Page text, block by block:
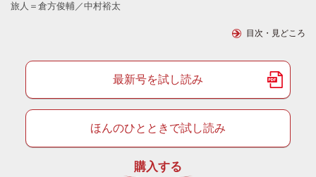
旅人＝倉方俊輔／中村裕太
目次・見どころ
最新号を試し読み
ほんのひとときで試し読み
購入する